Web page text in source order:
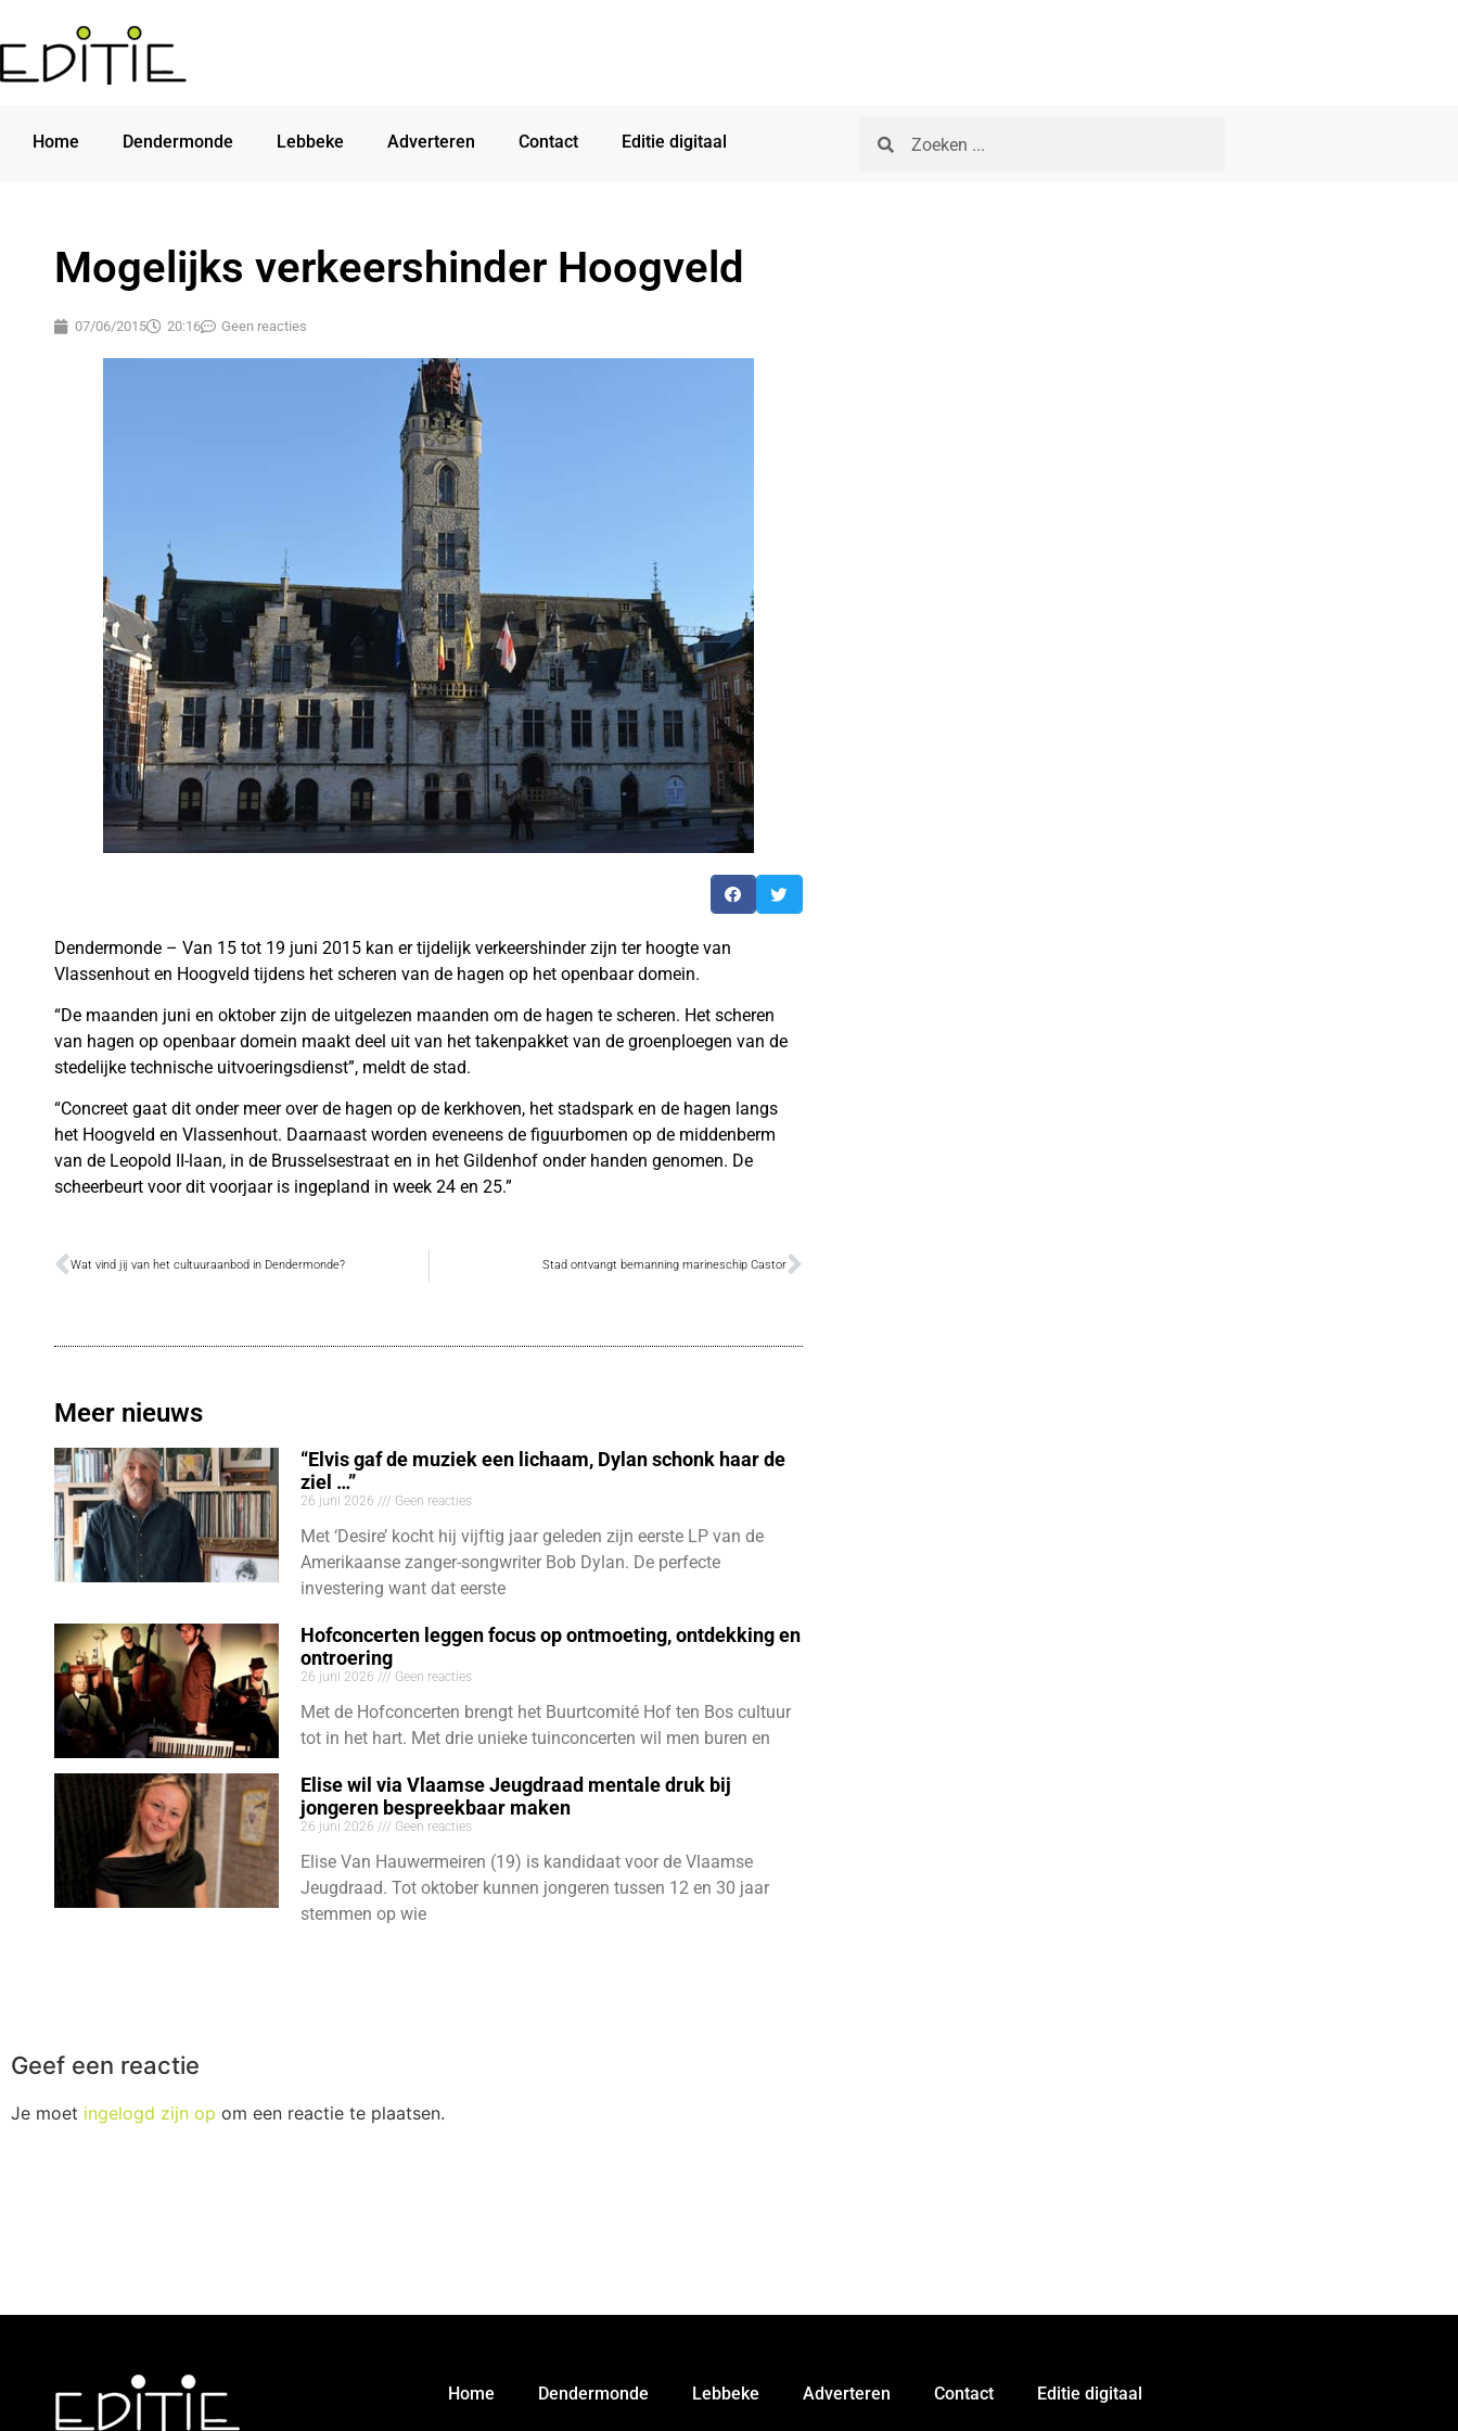
Home Dendermonde Lebbeke Adverteren Contact Editie digitaal
Mogelijks verkeershinder Hoogveld
07/06/2015 20:16 Geen reacties
Dendermonde – Van 15 tot 19 juni 2015 kan er tijdelijk verkeershinder zijn ter hoogte van
Vlassenhout en Hoogveld tijdens het scheren van de hagen op het openbaar domein.
“De maanden juni en oktober zijn de uitgelezen maanden om de hagen te scheren. Het scheren
van hagen op openbaar domein maakt deel uit van het takenpakket van de groenploegen van de
stedelijke technische uitvoeringsdienst”, meldt de stad.
“Concreet gaat dit onder meer over de hagen op de kerkhoven, het stadspark en de hagen langs
het Hoogveld en Vlassenhout. Daarnaast worden eveneens de figuurbomen op de middenberm
van de Leopold II-laan, in de Brusselsestraat en in het Gildenhof onder handen genomen. De
scheerbeurt voor dit voorjaar is ingepland in week 24 en 25.”
Wat vind jij van het cultuuraanbod in Dendermonde? Stad ontvangt bemanning marineschip Castor
Meer nieuws
“Elvis gaf de muziek een lichaam, Dylan schonk haar de
ziel …”
26 juni 2026 Geen reacties
Met ‘Desire’ kocht hij vijftig jaar geleden zijn eerste LP van de
Amerikaanse zanger-songwriter Bob Dylan. De perfecte
investering want dat eerste
Hofconcerten leggen focus op ontmoeting, ontdekking en
ontroering
26 juni 2026 Geen reacties
Met de Hofconcerten brengt het Buurtcomité Hof ten Bos cultuur
tot in het hart. Met drie unieke tuinconcerten wil men buren en
Elise wil via Vlaamse Jeugdraad mentale druk bij
jongeren bespreekbaar maken
26 juni 2026 Geen reacties
Elise Van Hauwermeiren (19) is kandidaat voor de Vlaamse
Jeugdraad. Tot oktober kunnen jongeren tussen 12 en 30 jaar
stemmen op wie
Geef een reactie
Je moet ingelogd zijn op om een reactie te plaatsen.
Home Dendermonde Lebbeke Adverteren Contact Editie digitaal